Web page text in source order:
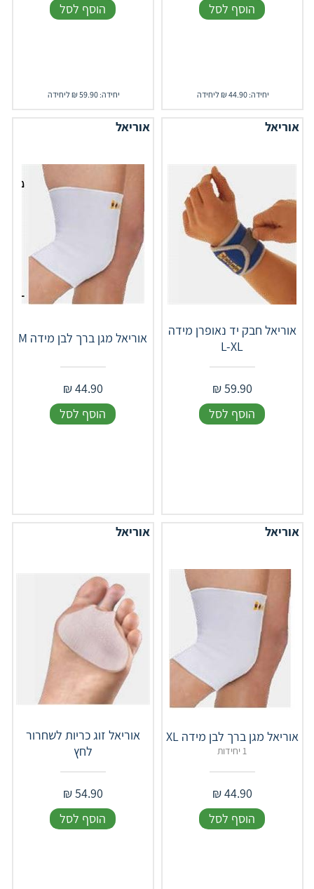
הוסף לסל
יחידה: 44.90 ₪ ליחידה
הוסף לסל
יחידה: 59.90 ₪ ליחידה
אוריאל
אוריאל חבק יד נאופרן מידה
L-XL
59.90
₪
הוסף לסל
אוריאל
אוריאל מגן ברך לבן מידה M
44.90
₪
הוסף לסל
אוריאל
אוריאל מגן ברך לבן מידה XL
1 יחידות
44.90
₪
הוסף לסל
אוריאל
אוריאל זוג כריות לשחרור
לחץ
54.90
₪
הוסף לסל